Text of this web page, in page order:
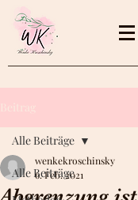
Beitrag
Alle Beiträge
Alle Beiträge
wenkekroschinsky
6. Feb. 2021